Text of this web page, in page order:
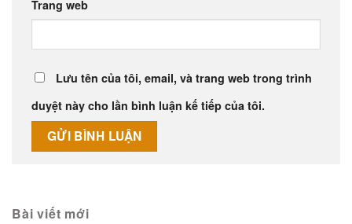
Trang web
Lưu tên của tôi, email, và trang web trong trình
duyệt này cho lần bình luận kế tiếp của tôi.
Bài viết mới